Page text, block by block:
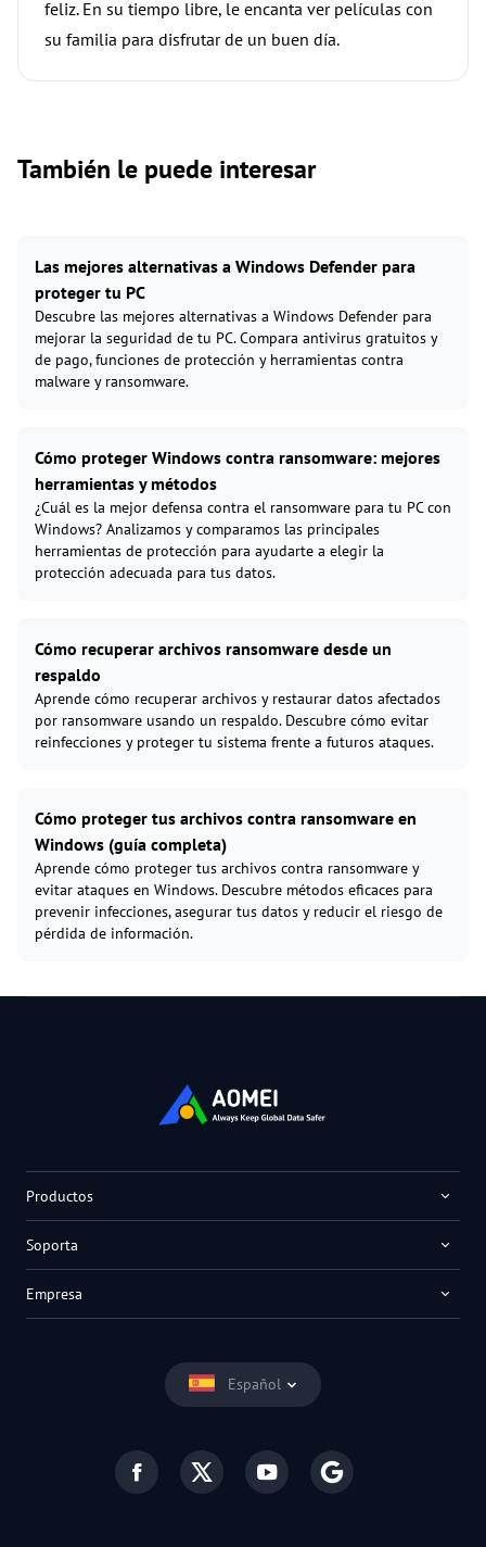
feliz. En su tiempo libre, le encanta ver películas con
su familia para disfrutar de un buen día.
También le puede interesar
Las mejores alternativas a Windows Defender para
proteger tu PC
Descubre las mejores alternativas a Windows Defender para
mejorar la seguridad de tu PC. Compara antivirus gratuitos y
de pago, funciones de protección y herramientas contra
malware y ransomware.
Cómo proteger Windows contra ransomware: mejores
herramientas y métodos
¿Cuál es la mejor defensa contra el ransomware para tu PC con
Windows? Analizamos y comparamos las principales
herramientas de protección para ayudarte a elegir la
protección adecuada para tus datos.
Cómo recuperar archivos ransomware desde un
respaldo
Aprende cómo recuperar archivos y restaurar datos afectados
por ransomware usando un respaldo. Descubre cómo evitar
reinfecciones y proteger tu sistema frente a futuros ataques.
Cómo proteger tus archivos contra ransomware en
Windows (guía completa)
Aprende cómo proteger tus archivos contra ransomware y
evitar ataques en Windows. Descubre métodos eficaces para
prevenir infecciones, asegurar tus datos y reducir el riesgo de
pérdida de información.
Español
Productos
Soporta
Empresa